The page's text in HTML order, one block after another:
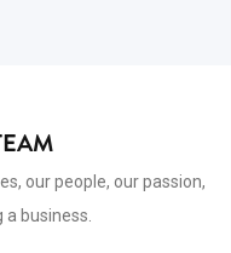
our people, our passion,
business.